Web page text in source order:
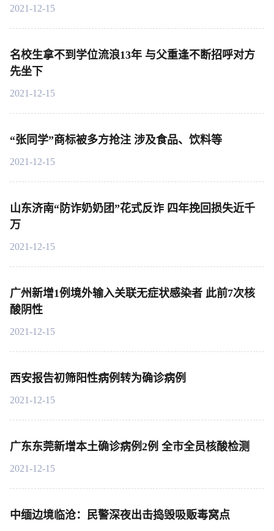
2021-12-15
名校生拿不到学位流浪13年 与父重逢不断招呼对方
先坐下
2021-12-15
“张同学”商标被多方抢注 涉及食品、饮料等
2021-12-15
山东济南“防诈奶奶团”花式反诈 四年挽回损失近千
万
2021-12-15
广州新增1例境外输入关联无症状感染者 此前7次核
酸阴性
2021-12-15
西安报告初筛阳性病例转为确诊病例
2021-12-15
广东东莞新增本土确诊病例2例 全市全员核酸检测
2021-12-15
中缅边境临沧：民警深夜出击捣毁吸贩毒窝点